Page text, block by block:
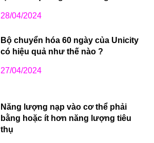
28/04/2024
Bộ chuyển hóa 60 ngày của Unicity
có hiệu quả như thế nào ?
27/04/2024
Năng lượng nạp vào cơ thể phải
bằng hoặc ít hơn năng lượng tiêu
thụ